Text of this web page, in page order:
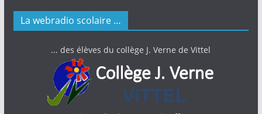
La webradio scolaire …
... des élèves du collège J. Verne de Vittel